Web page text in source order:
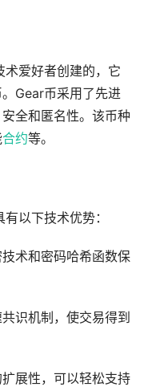
术爱好者创建的，它
Gear币采用了先进
全和匿名性。该币种
合约等。
以下技术优势：
术和密码哈希函数保
识机制，使交易得到
展性，可以轻松支持